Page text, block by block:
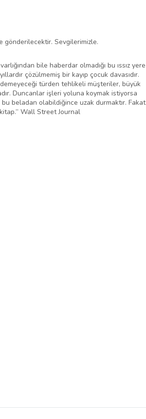
gönderilecektir. Sevgilerimizle.
bile haberdar olmadığı bu ıssız yere
çözülmemiş bir kayıp çocuk davasıdır.
türden tehlikeli müşteriler, büyük
Duncanlar işleri yoluna koymak istiyorsa
beladan olabildiğince uzak durmaktır. Fakat
Wall Street Journal